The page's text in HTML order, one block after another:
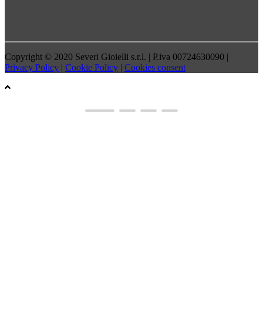
Copyright © 2020 Severi Gioielli s.r.l. | P.iva 00724630090 |
Privacy Policy | Cookie Policy | Cookies consent